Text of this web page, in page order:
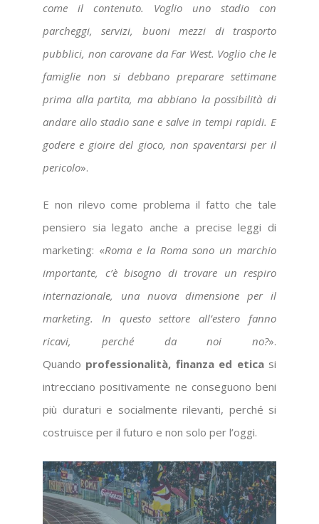
come il contenuto. Voglio uno stadio con
parcheggi, servizi, buoni mezzi di trasporto
pubblici, non carovane da Far West. Voglio che le
famiglie non si debbano preparare settimane
prima alla partita, ma abbiano la possibilità di
andare allo stadio sane e salve in tempi rapidi. E
godere e gioire del gioco, non spaventarsi per il
pericolo».
E non rilevo come problema il fatto che tale
pensiero sia legato anche a precise leggi di
marketing: «Roma e la Roma sono un marchio
importante, c’è bisogno di trovare un respiro
internazionale, una nuova dimensione per il
marketing. In questo settore all’estero fanno
ricavi, perché da noi no?».
Quando professionalità, finanza ed eticasi
intrecciano positivamente ne conseguono beni
più duraturi e socialmente rilevanti, perché si
costruisce per il futuro e non solo per l’oggi.